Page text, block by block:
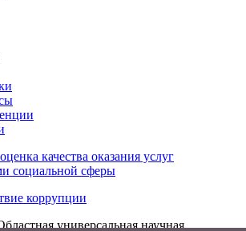
качества оказания услуг
социальной сферы
коррупции
универсальная научная